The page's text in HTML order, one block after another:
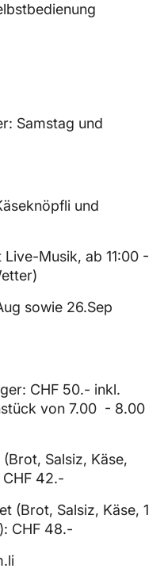
Samstag und
und
Musik, ab 11:00 -
sowie 26.Sep
CHF 50.- inkl.
von 7.00 - 8.00
Salsiz, Käse,
42.-
(Brot, Salsiz, Käse, 1
CHF 48.-